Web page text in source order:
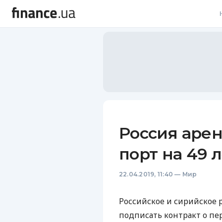
Россия
порт на 49
22.04.2019, 11:40 — Мир
Российское и
подписать контракт о